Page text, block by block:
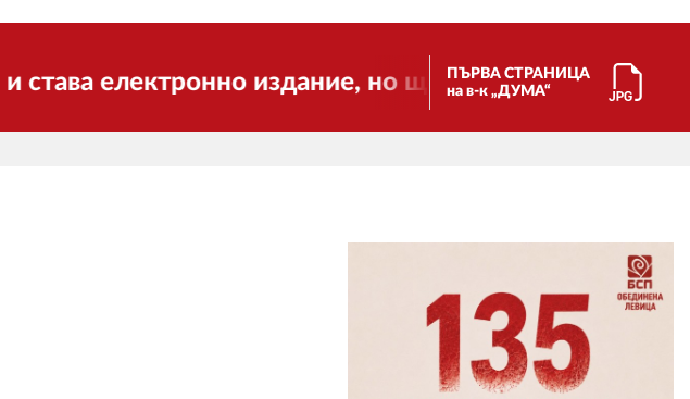
издание, но ще продължи да работи за вас
ПЪРВА СТРАНИЦА
на в-к „ДУМА“
ОБЩЕСТВО